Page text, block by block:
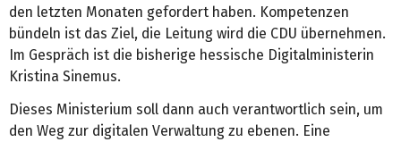
den letzten Monaten gefordert haben. Kompetenzen
bündeln ist das Ziel, die Leitung wird die CDU übernehmen.
Im Gespräch ist die bisherige hessische Digitalministerin
Kristina Sinemus.
Dieses Ministerium soll dann auch verantwortlich sein, um
den Weg zur digitalen Verwaltung zu ebenen. Eine